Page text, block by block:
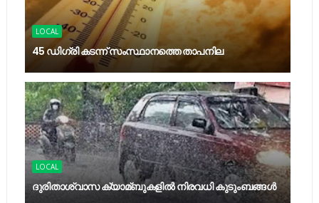
LOCAL
45 ഡിഗ്രി കടന്ന് സംസ്ഥാനത്തെ താപനില
LOCAL
ദുരിതാശ്വാസ ക്യാമ്ബുകളിൽ നിരവധി കുടുംബങ്ങൾ